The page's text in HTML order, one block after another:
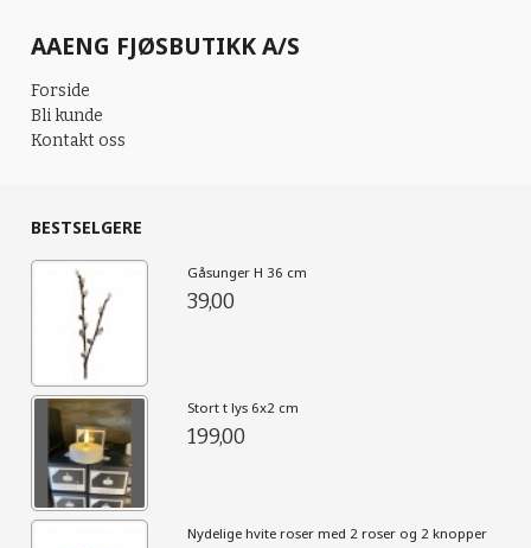
AAENG FJØSBUTIKK A/S
Forside
Bli kunde
Kontakt oss
BESTSELGERE
Gåsunger H 36 cm
39,00
Stort t lys 6x2 cm
199,00
Nydelige hvite roser med 2 roser og 2 knopper